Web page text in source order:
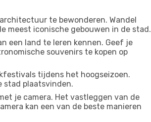
te bewonderen. Wandel
meest iconische gebouwen in de stad.
een land te leren kennen. Geef je
souvenirs te kopen op
tijdens het hoogseizoen.
stad plaatsvinden.
je camera. Het vastleggen van de
kan een van de beste manieren